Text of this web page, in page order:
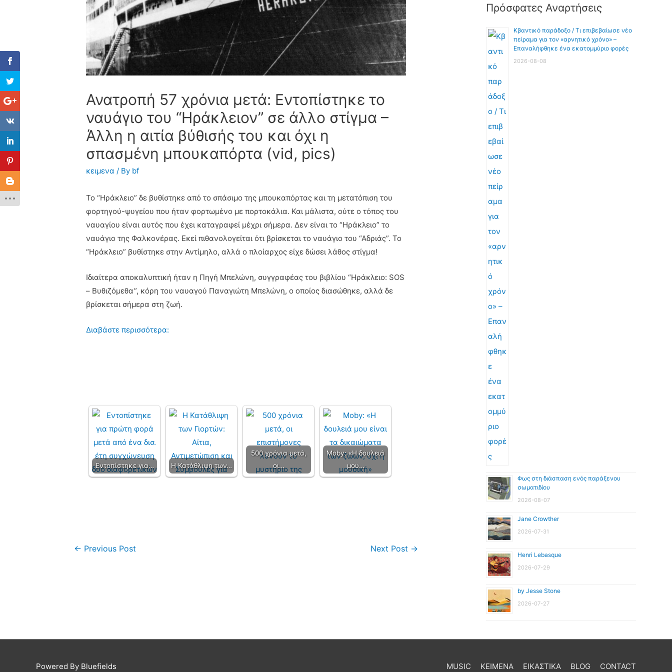
Ανατροπή 57 χρόνια μετά: Εντοπίστηκε το
ναυάγιο του “Ηράκλειον” σε άλλο στίγμα –
Άλλη η αιτία βύθισής του και όχι η
σπασμένη μπουκαπόρτα (vid, pics)
κειμενα / By bf
Το “Ηράκλειο” δε βυθίστηκε από το σπάσιμο της μπουκαπόρτας και τη μετατόπιση του
φορτηγού-ψυγείου που ήταν φορτωμένο με πορτοκάλια. Και μάλιστα, ούτε ο τόπος του
ναυαγίου είναι αυτός που έχει καταγραφεί μέχρι σήμερα. Δεν είναι το “Ηράκλειο” το
ναυάγιο της Φαλκονέρας. Εκεί πιθανολογείται ότι βρίσκεται το ναυάγιο του “Αδριάς”. Το
“Ηράκλειο” βυθίστηκε στην Αντίμηλο, αλλά ο πλοίαρχος είχε δώσει λάθος στίγμα!
Ιδιαίτερα αποκαλυπτική ήταν η Πηγή Μπελώνη, συγγραφέας του βιβλίου “Ηράκλειο: SOS
– Βυθιζόμεθα”, κόρη του ναυαγού Παναγιώτη Μπελώνη, ο οποίος διασώθηκε, αλλά δε
βρίσκεται σήμερα στη ζωή.
Διαβάστε περισσότερα:
Εντοπίστηκε για… Η Κατάθλιψη των…
500 χρόνια μετά,
οι…
Moby: «Η δουλειά
μου…
← Previous Post Next Post →
Πρόσφατες Αναρτήσεις
Κβαντικό παράδοξο / Τι επιβεβαίωσε νέο
πείραμα για τον «αρνητικό χρόνο» –
Επαναλήφθηκε ένα εκατομμύριο φορές
2026-08-08
Φως στη διάσπαση ενός παράξενου
σωματιδίου
2026-08-07
Jane Crowther
2026-07-31
Henri Lebasque
2026-07-29
by Jesse Stone
2026-07-27
Powered By Bluefields MUSIC ΚΕΙΜΕΝΑ ΕΙΚΑΣΤΙΚΑ BLOG CONTACT